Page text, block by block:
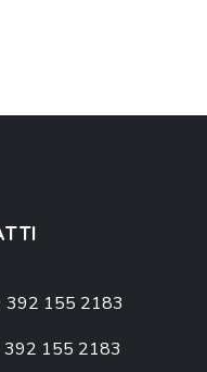
392 155 2183
392 155 2183